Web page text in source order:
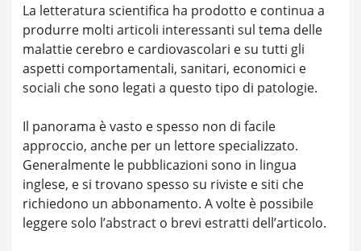
La letteratura scientifica ha prodotto e continua a
produrre molti articoli interessanti sul tema delle
malattie cerebro e cardiovascolari e su tutti gli
aspetti comportamentali, sanitari, economici e
sociali che sono legati a questo tipo di patologie.
Il panorama è vasto e spesso non di facile
approccio, anche per un lettore specializzato.
Generalmente le pubblicazioni sono in lingua
inglese, e si trovano spesso su riviste e siti che
richiedono un abbonamento. A volte è possibile
leggere solo l’abstract o brevi estratti dell’articolo.